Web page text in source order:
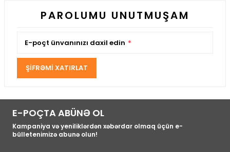
PAROLUMU UNUTMUŞAM
E-poçt ünvanınızı daxil edin *
ŞIFRƏMI XATIRLAT
E-POÇTA ABÜNƏ OL
Kampaniya və yeniliklərdən xəbərdar olmaq üçün e-
bülletenimizə abunə olun!